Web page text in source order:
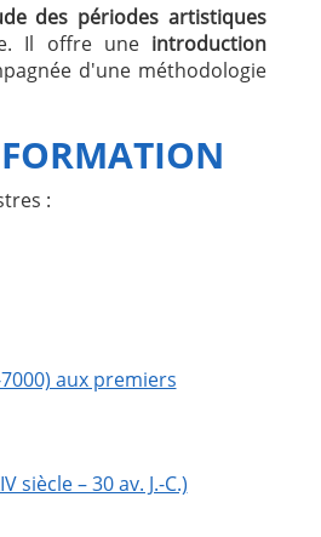
des périodes artistiques
Il offre une introduction
d'une méthodologie
:
aux premiers
– 30 av. J.-C.)